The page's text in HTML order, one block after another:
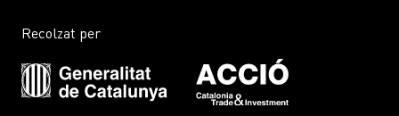
Recolzat per